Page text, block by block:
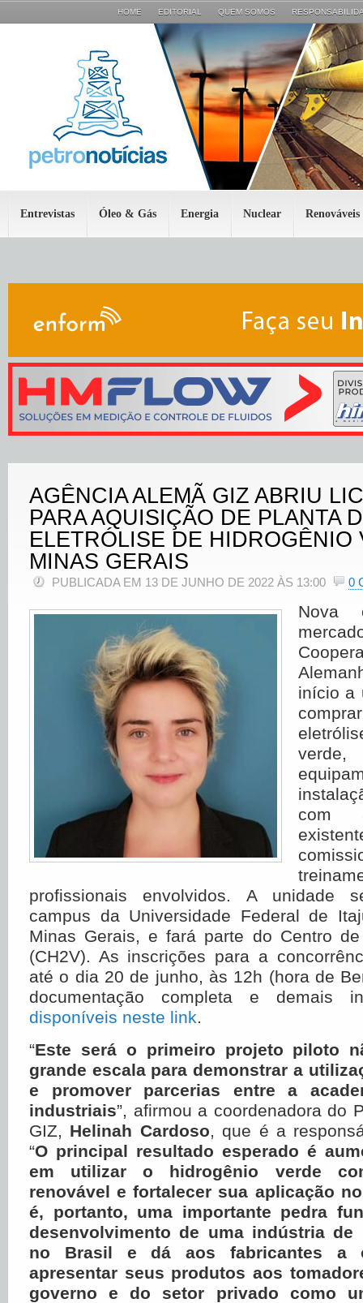
HOME EDITORIAL QUEM SOMOS
Entrevistas Óleo & Gás Energia Nuclear Renováveis
AGÊNCIA ALEMÃ GIZ ABRIU
PARA AQUISIÇÃO DE PLANTA
ELETRÓLISE DE HIDROGÊNIO
MINAS GERAIS
PUBLICADA EM 13 DE JUNHO DE 2022 ÀS 13:00 0
Nova
início a
com
profissionais envolvidos. A unidade
campus da Universidade Federal de
Minas Gerais, e fará parte do Centro de
(CH2V). As inscrições para a
até o dia 20 de junho, às 12h (hora de
documentação completa e demais
disponíveis neste link.
“Este será o primeiro projeto piloto
grande escala para demonstrar a
e promover parcerias entre a
industriais”, afirmou a coordenadora do
GIZ, Helinah Cardoso, que é a
“O principal resultado esperado é
em utilizar o hidrogênio verde
renovável e fortalecer sua aplicação
é, portanto, uma importante pedra
desenvolvimento de uma indústria de
no Brasil e dá aos fabricantes a
apresentar seus produtos aos
governo e do setor privado como